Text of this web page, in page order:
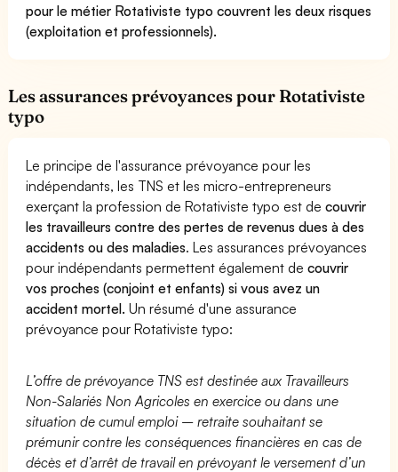
pour le métier Rotativiste typo couvrent les deux risques
(exploitation et professionnels).
Les assurances prévoyances pour Rotativiste
typo
Le principe de l'assurance prévoyance pour les
indépendants, les TNS et les micro-entrepreneurs
exerçant la profession de Rotativiste typo est decouvrir
les travailleurs contre des pertes de revenus dues à des
accidents ou des maladies. Les assurances prévoyances
pour indépendants permettent également decouvrir
vos proches (conjoint et enfants) si vous avez un
accident mortel. Un résumé d'une assurance
prévoyance pour Rotativiste typo:
L’offre de prévoyance TNS est destinée aux Travailleurs
Non-Salariés Non Agricoles en exercice ou dans une
situation de cumul emploi – retraite souhaitant se
prémunir contre les conséquences financières en cas de
décès et d’arrêt de travail en prévoyant le versement d’un